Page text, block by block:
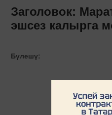
Заголовок:
эшсез калырга
Бүлешү: